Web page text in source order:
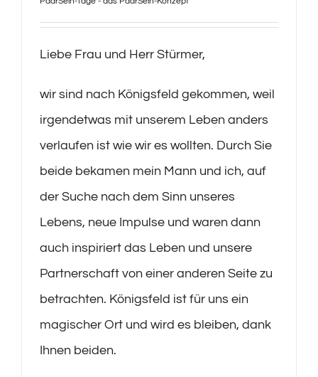
Liebe Frau und Herr Stürmer,
wir sind nach Königsfeld gekommen, weil
irgendetwas mit unserem Leben anders
verlaufen ist wie wir es wollten. Durch Sie
beide bekamen mein Mann und ich, auf
der Suche nach dem Sinn unseres
Lebens, neue Impulse und waren dann
auch inspiriert das Leben und unsere
Partnerschaft von einer anderen Seite zu
betrachten. Königsfeld ist für uns ein
magischer Ort und wird es bleiben, dank
Ihnen beiden.